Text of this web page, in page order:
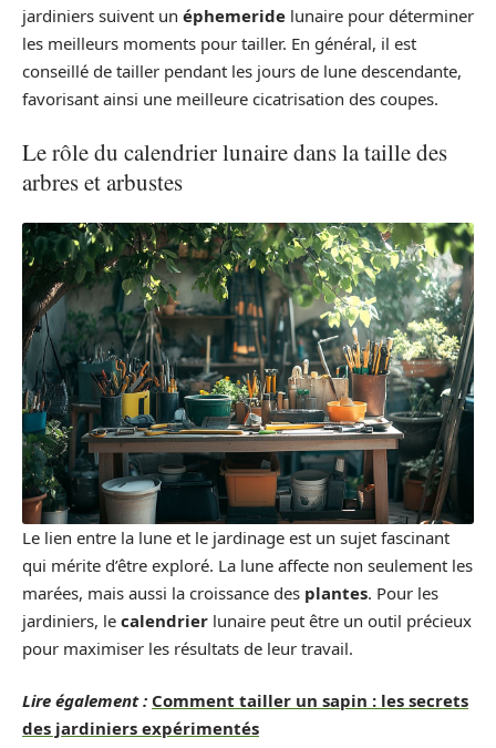
jardiniers suivent un éphemeride lunaire pour déterminer
les meilleurs moments pour tailler. En général, il est
conseillé de tailler pendant les jours de lune descendante,
favorisant ainsi une meilleure cicatrisation des coupes.
Le rôle du calendrier lunaire dans la taille des
arbres et arbustes
Le lien entre la lune et le jardinage est un sujet fascinant
qui mérite d’être exploré. La lune affecte non seulement les
marées, mais aussi la croissance des plantes. Pour les
jardiniers, le calendrier lunaire peut être un outil précieux
pour maximiser les résultats de leur travail.
Lire également : Comment tailler un sapin : les secrets
des jardiniers expérimentés